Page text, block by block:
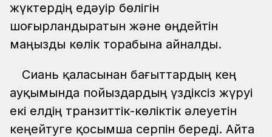
жүктердің едәуір бөлігін
шоғырландыратын және өңдейтін
маңызды көлік торабына айналды.
Сиань қаласынан бағыттардың кең
ауқымында пойыздардың үздіксіз жүруі
екі елдің транзиттік-көліктік әлеуетін
кеңейтуге қосымша серпін береді. Айта